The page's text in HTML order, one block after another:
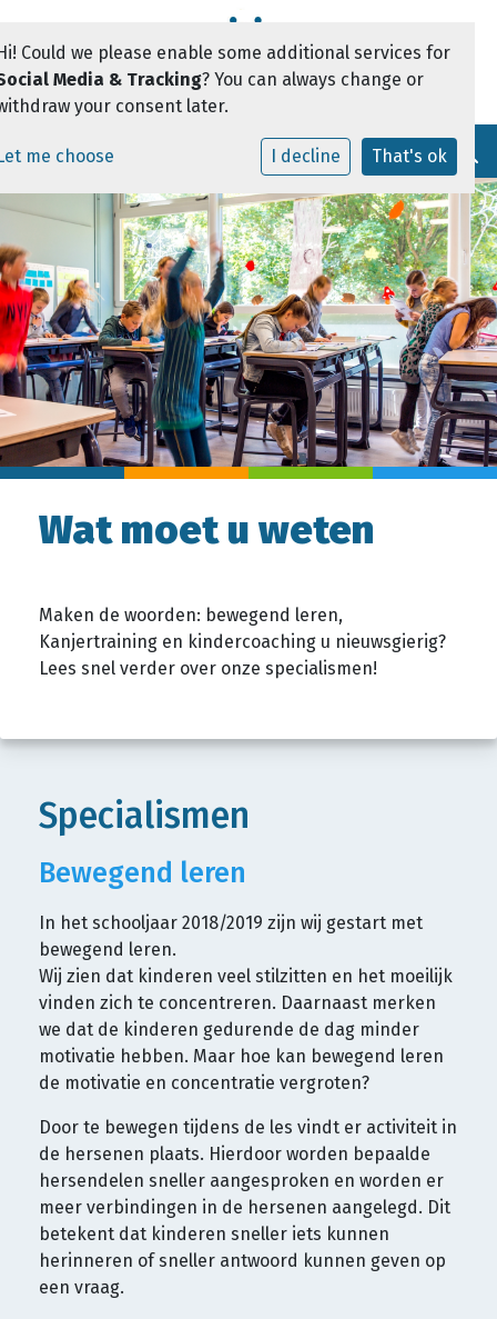
Toggle
Wat moet u weten
Maken de woorden: bewegend leren,
Kanjertraining en kindercoaching u nieuwsgierig?
Lees snel verder over onze specialismen!
Specialismen
Bewegend leren
In het schooljaar 2018/2019 zijn wij gestart met
bewegend leren.
Wij zien dat kinderen veel stilzitten en het moeilijk
vinden zich te concentreren. Daarnaast merken
we dat de kinderen gedurende de dag minder
motivatie hebben. Maar hoe kan bewegend leren
de motivatie en concentratie vergroten?
Door te bewegen tijdens de les vindt er activiteit in
de hersenen plaats. Hierdoor worden bepaalde
hersendelen sneller aangesproken en worden er
meer verbindingen in de hersenen aangelegd. Dit
betekent dat kinderen sneller iets kunnen
herinneren of sneller antwoord kunnen geven op
een vraag.
Could we please enable some additional services for
Media & Tracking? You can always change or
your consent later.
me choose I decline That's ok